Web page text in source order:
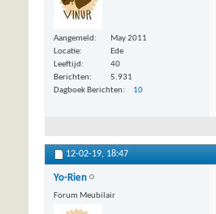
Aangemeld
May 2011
Locatie
Ede
Leeftijd
40
Berichten
5.931
Dagboek Berichten
10
12-02-19, 18:47
Yo-Rien
Forum Meubilair